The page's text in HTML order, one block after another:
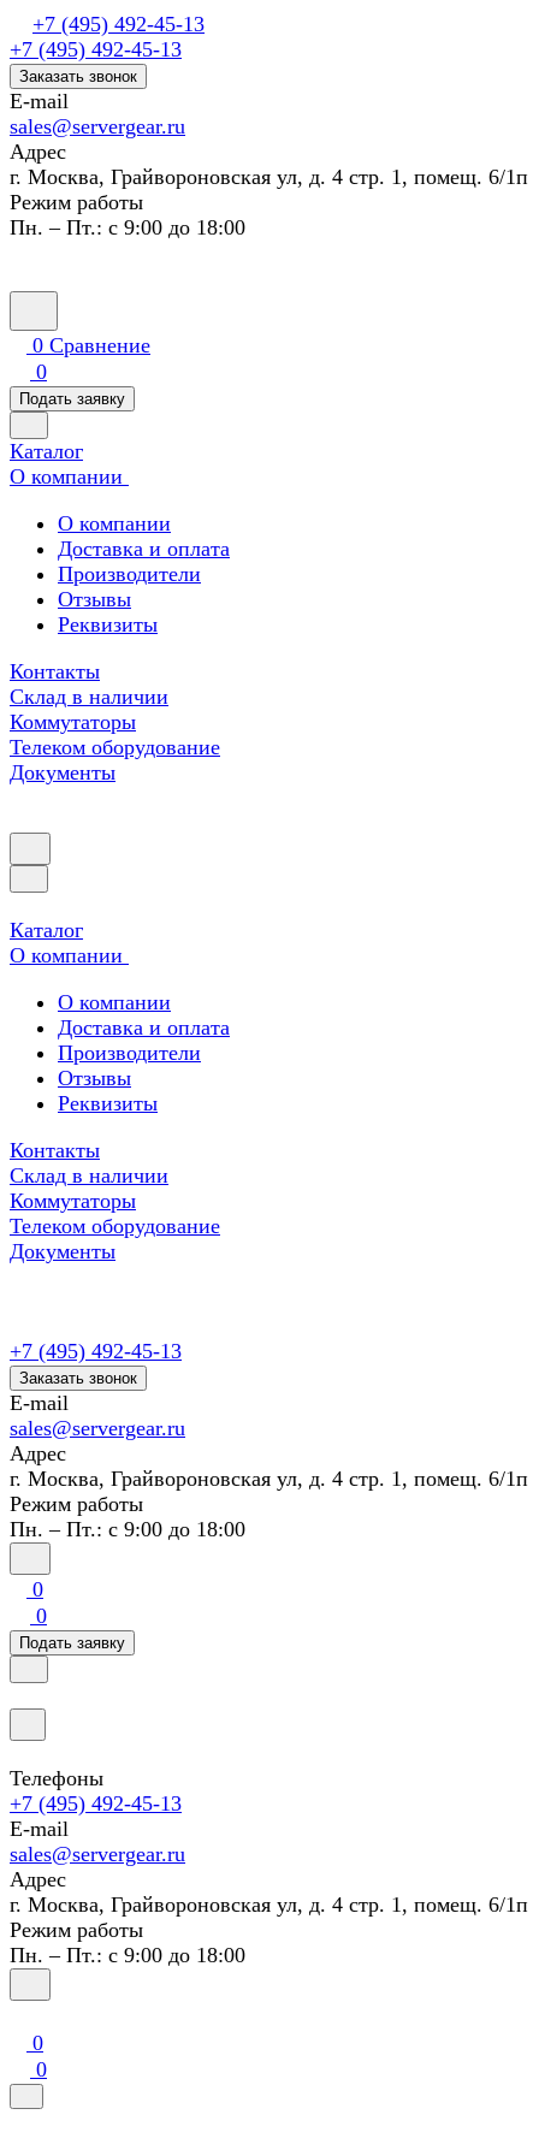
+7 (495) 492-45-13
+7 (495) 492-45-13
Заказать звонок
E-mail
sales@servergear.ru
Адрес
г. Москва, Грайвороновская ул, д. 4 стр. 1, помещ. 6/1п
Режим работы
Пн. – Пт.: с 9:00 до 18:00
0 Сравнение
0
Подать заявку
Каталог
О компании
О компании
Доставка и оплата
Производители
Отзывы
Реквизиты
Контакты
Склад в наличии
Коммутаторы
Телеком оборудование
Документы
Каталог
О компании
О компании
Доставка и оплата
Производители
Отзывы
Реквизиты
Контакты
Склад в наличии
Коммутаторы
Телеком оборудование
Документы
+7 (495) 492-45-13
Заказать звонок
E-mail
sales@servergear.ru
Адрес
г. Москва, Грайвороновская ул, д. 4 стр. 1, помещ. 6/1п
Режим работы
Пн. – Пт.: с 9:00 до 18:00
0
0
Подать заявку
Телефоны
+7 (495) 492-45-13
E-mail
sales@servergear.ru
Адрес
г. Москва, Грайвороновская ул, д. 4 стр. 1, помещ. 6/1п
Режим работы
Пн. – Пт.: с 9:00 до 18:00
0
0